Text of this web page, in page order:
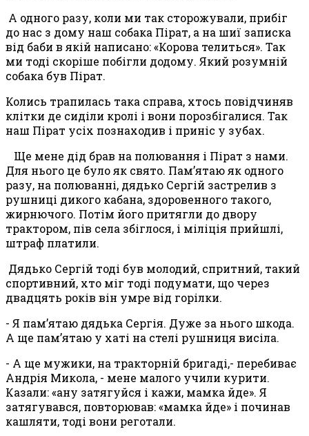
А одного разу, коли ми так сторожували, прибіг
до нас з дому наш собака Пірат, а на шиї записка
від баби в якій написано: «Корова телиться». Так
ми тоді скоріше побігли додому. Який розумній
собака був Пірат.
Колись трапилась така справа, хтось повідчиняв
клітки де сиділи кролі і вони порозбігалися. Так
наш Пірат усіх познаходив і приніс у зубах.
Ще мене дід брав на полювання і Пірат з нами.
Для нього це було як свято. Пам’ятаю як одного
разу, на полюванні, дядько Сергій застрелив з
рушниці дикого кабана, здоровенного такого,
жирнючого. Потім його притягли до двору
трактором, пів села збіглося, і міліція прийшлі,
штраф платили.
Дядько Сергій тоді був молодий, спритний, такий
спортивний, хто міг тоді подумати, що через
двадцять років він умре від горілки.
- Я пам’ятаю дядька Сергія. Дуже за нього шкода.
А ще пам’ятаю у хаті на стелі рушниця висіла.
- А ще мужики, на тракторній бригаді,- перебиває
Андрія Микола, - мене малого учили курити.
Казали: «ану затягуйся і кажи, мамка йде». Я
затягувався, повторював: «мамка йде» і починав
кашляти, тоді вони реготали.